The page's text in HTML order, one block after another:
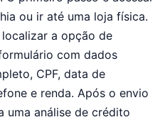
ou ir até uma loja física.
a opção de
com dados
CPF, data de
e renda. Após o envio
uma análise de crédito